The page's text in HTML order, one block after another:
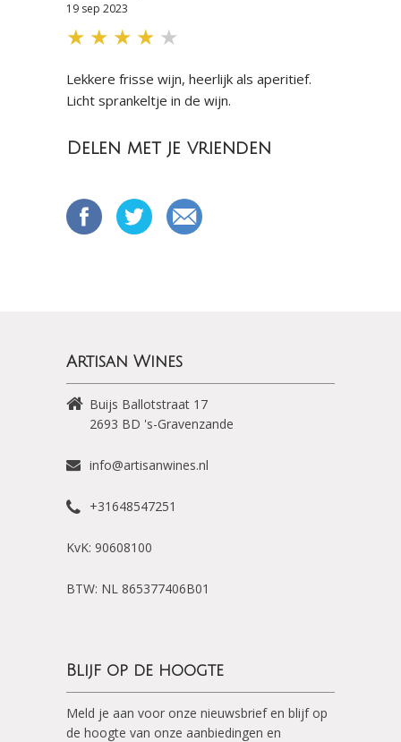
19 sep 2023
★ ★ ★ ★ ★
Lekkere frisse wijn, heerlijk als aperitief.
Licht sprankeltje in de wijn.
Delen met je vrienden
Artisan Wines
Buijs Ballotstraat 17
2693 BD 's-Gravenzande
info@artisanwines.nl
+31648547251
KvK: 90608100
BTW: NL 865377406B01
Blijf op de hoogte
Meld je aan voor onze nieuwsbrief en blijf op
de hoogte van onze aanbiedingen en